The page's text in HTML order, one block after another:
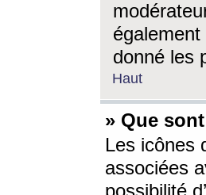
donné les
Haut
» Que
Les icônes
associées